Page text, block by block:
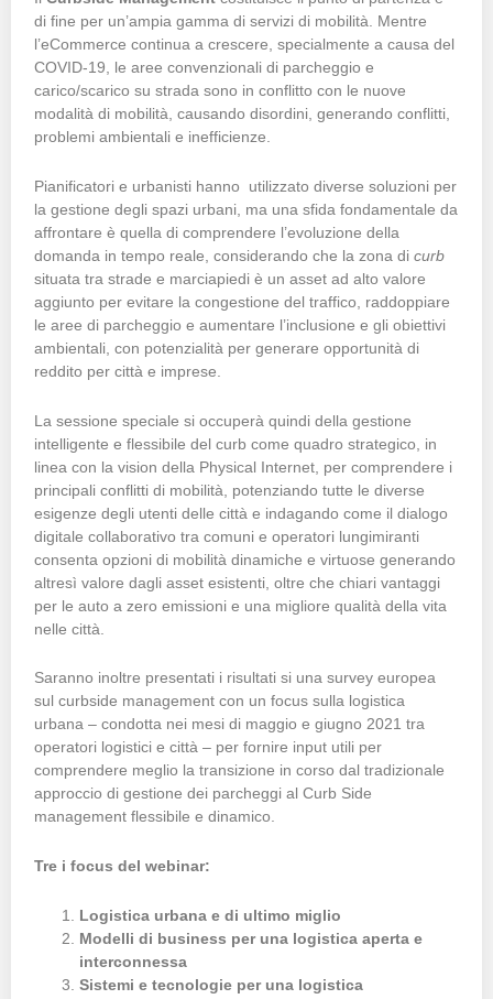
di fine per un’ampia gamma di servizi di mobilità. Mentre
l’eCommerce continua a crescere, specialmente a causa del
COVID-19, le aree convenzionali di parcheggio e
carico/scarico su strada sono in conflitto con le nuove
modalità di mobilità, causando disordini, generando conflitti,
problemi ambientali e inefficienze.
Pianificatori e urbanisti hanno utilizzato diverse soluzioni per
la gestione degli spazi urbani, ma una sfida fondamentale da
affrontare è quella di comprendere l’evoluzione della
domanda in tempo reale, considerando che la zona dicurb
situata tra strade e marciapiedi è un asset ad alto valore
aggiunto per evitare la congestione del traffico, raddoppiare
le aree di parcheggio e aumentare l’inclusione e gli obiettivi
ambientali, con potenzialità per generare opportunità di
reddito per città e imprese.
La sessione speciale si occuperà quindi della gestione
intelligente e flessibile del curb come quadro strategico, in
linea con la vision della Physical Internet, per comprendere i
principali conflitti di mobilità, potenziando tutte le diverse
esigenze degli utenti delle città e indagando come il dialogo
digitale collaborativo tra comuni e operatori lungimiranti
consenta opzioni di mobilità dinamiche e virtuose generando
altresì valore dagli asset esistenti, oltre che chiari vantaggi
per le auto a zero emissioni e una migliore qualità della vita
nelle città.
Saranno inoltre presentati i risultati si una survey europea
sul curbside management con un focus sulla logistica
urbana – condotta nei mesi di maggio e giugno 2021 tra
operatori logistici e città – per fornire input utili per
comprendere meglio la transizione in corso dal tradizionale
approccio di gestione dei parcheggi al Curb Side
management flessibile e dinamico.
Tre i focus del webinar:
Logistica urbana e di ultimo miglio
Modelli di business per una logistica aperta e
interconnessa
Sistemi e tecnologie per una logistica